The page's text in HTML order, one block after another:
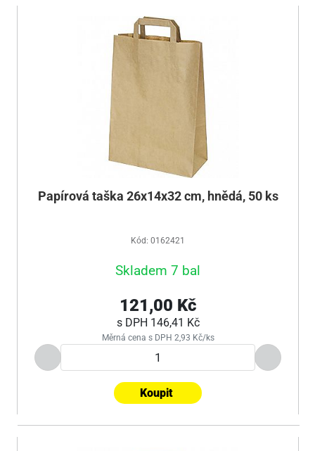
Papírová taška 26x14x32 cm, hnědá, 50 ks
Kód: 0162421
Skladem 7 bal
121,00 Kč
s DPH 146,41 Kč
Měrná cena s DPH 2,93 Kč/ks
Koupit